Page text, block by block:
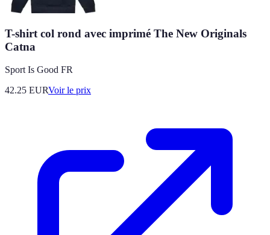
T-shirt col rond avec imprimé The New Originals
Catna
Sport Is Good FR
42.25 EURVoir le prix